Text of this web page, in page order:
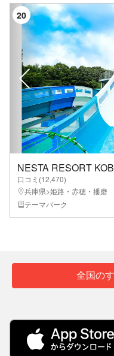
20
NESTA RESORT
口コミ(12,470)
兵庫県>姫路・赤穂・播磨
テーマパーク
全国の